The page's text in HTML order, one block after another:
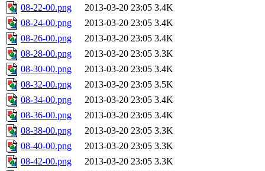
08-22-00.png 2013-03-20 23:05 3.4K
08-24-00.png
2013-03-20 23:05 3.4K
08-26-00.png
2013-03-20 23:05 3.4K
08-28-00.png
2013-03-20 23:05 3.3K
08-30-00.png
2013-03-20 23:05 3.4K
08-32-00.png
2013-03-20 23:05 3.5K
08-34-00.png
2013-03-20 23:05 3.4K
08-36-00.png
2013-03-20 23:05 3.4K
08-38-00.png
2013-03-20 23:05 3.3K
08-40-00.png
2013-03-20 23:05 3.3K
08-42-00.png
2013-03-20 23:05 3.3K